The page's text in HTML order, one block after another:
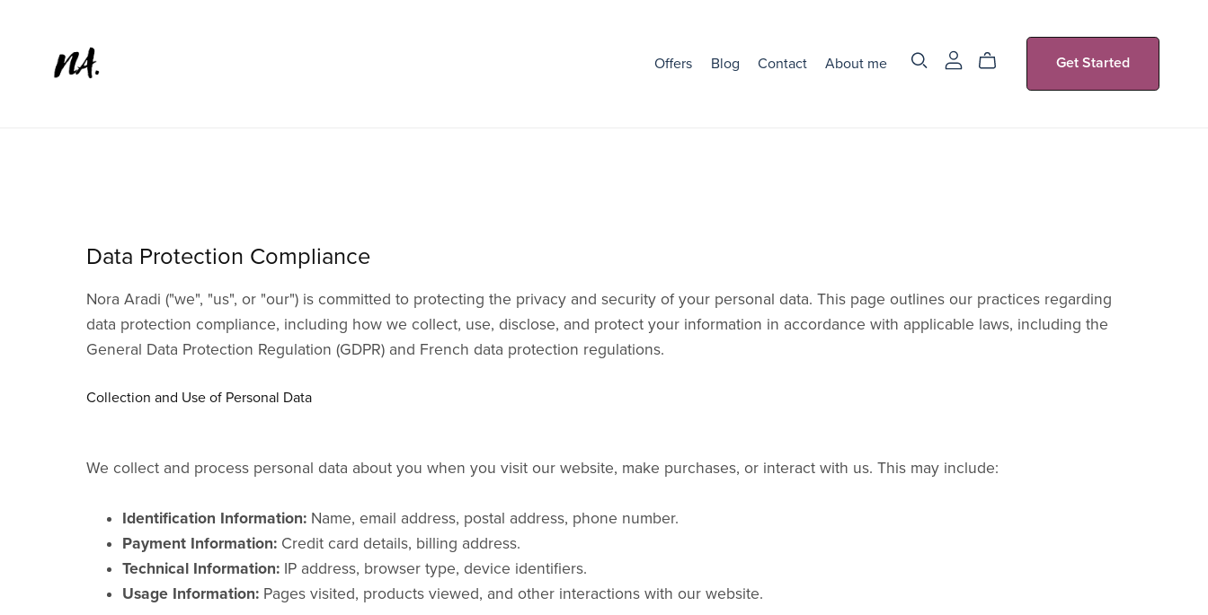
Offers Blog Contact About me Get Started
Data Protection Compliance
Nora Aradi ("we", "us", or "our") is committed to protecting the privacy and security of your personal data. This page outlines our practices regarding
data protection compliance, including how we collect, use, disclose, and protect your information in accordance with applicable laws, including the
General Data Protection Regulation (GDPR) and French data protection regulations.
Collection and Use of Personal Data
We collect and process personal data about you when you visit our website, make purchases, or interact with us. This may include:
Identification Information:Name, email address, postal address, phone number.
Payment Information:Credit card details, billing address.
Technical Information:IP address, browser type, device identifiers.
Usage Information:Pages visited, products viewed, and other interactions with our website.